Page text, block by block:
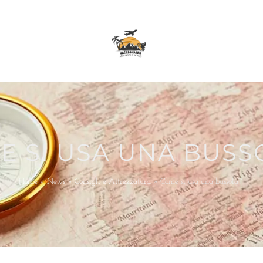
SI USA UNA
Home»News»Consigli e Attrezzatura»Come si usa una bussola?